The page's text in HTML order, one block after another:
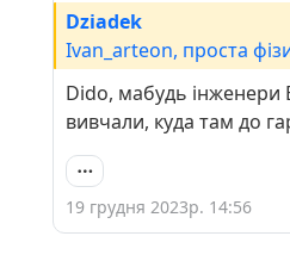
Dziadek
Ivan_arteon, проста
Dido, мабудь інженери
вивчали, куда там до
19 грудня 2023р. 14:56